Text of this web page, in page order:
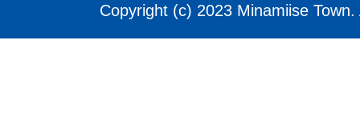
Copyright (c) 2023 Minamiise